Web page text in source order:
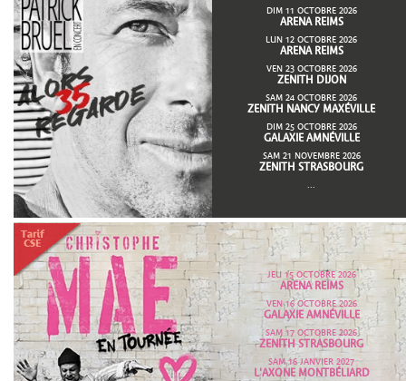
DIM 11 OCTOBRE 2026
ARENA REIMS
LUN 12 OCTOBRE 2026
ARENA REIMS
VEN 23 OCTOBRE 2026
ZENITH DIJON
SAM 24 OCTOBRE 2026
ZENITH NANCY MAXÉVILLE
DIM 25 OCTOBRE 2026
GALAXIE AMNÉVILLE
SAM 21 NOVEMBRE 2026
ZENITH STRASBOURG
...
JEU 15 OCTOBRE 2026
ARENA REIMS
VEN 16 OCTOBRE 2026
GALAXIE AMNÉVILLE
SAM 17 OCTOBRE 2026
ZENITH STRASBOURG
SAM 16 JANVIER 2027
L'AXONE MONTBÉLIARD